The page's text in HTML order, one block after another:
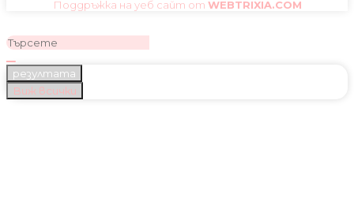
Поддръжка на уеб сайт от WEBTRIXIA.COM
резултата
Виж всички